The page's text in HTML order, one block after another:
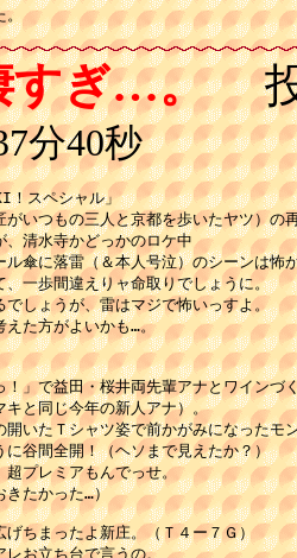
すぎ…。投
分40秒
！スペシャル」
がいつもの三人と京都を歩いたヤツ）の
清水寺かどっかのロケ中
ル傘に落雷（＆本人号泣）のシーンは怖
、一歩間違えりャ命取りでしょうに。
でしょうが、雷はマジで怖いっすよ。
えた方がよいかも…。
！」で益田・桜井両先輩アナとワインづ
キと同じ今年の新人アナ）。
開いたＴシャツ姿で前かがみになったモ
に谷間全開！（ヘソまで見えたか？）
超プレミアもんでっせ。
きたかった…）
ちまったよ新庄。（Ｔ４ー７Ｇ）
お立ち台で言うの。